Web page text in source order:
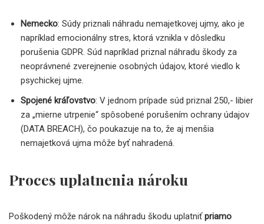
Nemecko: Súdy priznali náhradu nemajetkovej ujmy, ako je
napríklad emocionálny stres, ktorá vznikla v dôsledku
porušenia GDPR. Súd napríklad priznal náhradu škody za
neoprávnené zverejnenie osobných údajov, ktoré viedlo k
psychickej ujme.
Spojené kráľovstvo: V jednom prípade súd priznal 250,- libier
za „mierne utrpenie“ spôsobené porušením ochrany údajov
(DATA BREACH), čo poukazuje na to, že aj menšia
nemajetková ujma môže byť nahradená.
Proces uplatnenia nároku
Poškodený môže nárok na náhradu škodu uplatniťpriamo